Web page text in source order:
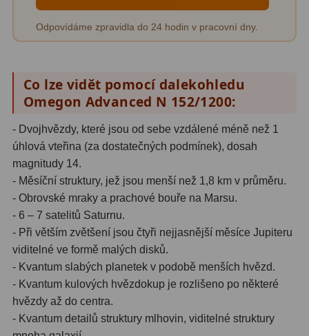
Mikroskopy92
Pro děti5
Biologické33
Digitální10
Kapesní 10
Příslušenství16
Meteostanice52
Domácí21
Pokročilé 5
Profesionální9
Odpovídáme zpravidla do 24 hodin v pracovní dny.
Co lze vidět pomocí dalekohledu
Omegon Advanced N 152/1200:
- Dvojhvězdy, které jsou od sebe vzdálené méně než 1
úhlová vteřina (za dostatečných podmínek), dosah
magnitudy 14.
- Měsíční struktury, jež jsou menší než 1,8 km v průměru.
- Obrovské mraky a prachové bouře na Marsu.
- 6 – 7 satelitů Saturnu.
- Při větším zvětšení jsou čtyři nejjasnější měsíce Jupiteru
viditelné ve formě malých disků.
- Kvantum slabých planetek v podobě menších hvězd.
- Kvantum kulových hvězdokup je rozlišeno po některé
hvězdy až do centra.
- Kvantum detailů struktury mlhovin, viditelné struktury